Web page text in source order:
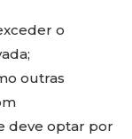
o
outras
deve optar por